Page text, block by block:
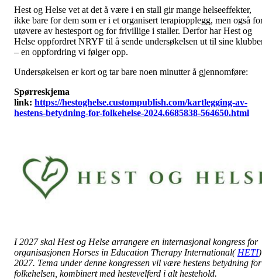
Hest og Helse vet at det å være i en stall gir mange helseeffekter,
ikke bare for dem som er i et organisert terapiopplegg, men også
utøvere av hestesport og for frivillige i staller. Derfor har Hest og
Helse oppfordret NRYF til å sende undersøkelsen ut til sine
– en oppfordring vi følger opp.
Undersøkelsen er kort og tar bare noen minutter å gjennomføre:
Spørreskjema
link: https://hestoghelse.custompublish.com/kartlegging-av-
hestens-betydning-for-folkehelse-2024.6685838-564650.html
I 2027 skal Hest og Helse arrangere en internasjonal kongress for
organisasjonen Horses in Education Therapy International( HETI
2027. Tema under denne kongressen vil være hestens betydning for
folkehelsen, kombinert med hestevelferd i alt hestehold.